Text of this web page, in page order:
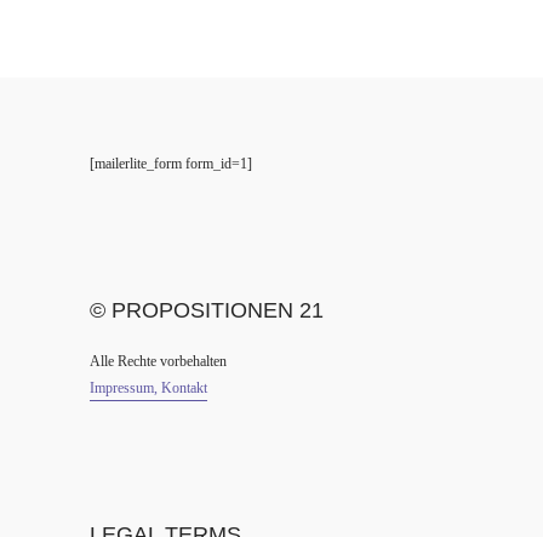
[mailerlite_form form_id=1]
© PROPOSITIONEN 21
Alle Rechte vorbehalten
Impressum, Kontakt